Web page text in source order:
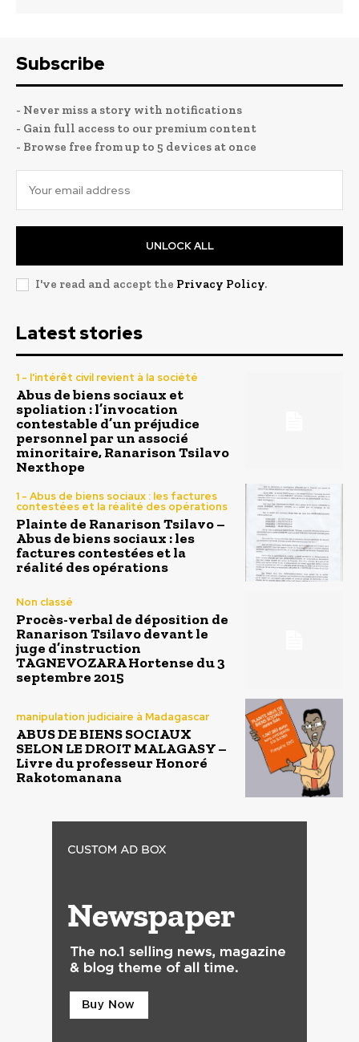
Subscribe
- Never miss a story with notifications
- Gain full access to our premium content
- Browse free from up to 5 devices at once
UNLOCK ALL
I've read and accept the Privacy Policy.
Latest stories
1 - l'intérêt civil revient à la société
Abus de biens sociaux et
spoliation : l’invocation
contestable d’un préjudice
personnel par un associé
minoritaire, Ranarison Tsilavo
Nexthope
1 - Abus de biens sociaux : les factures
contestées et la réalité des opérations
Plainte de Ranarison Tsilavo –
Abus de biens sociaux : les
factures contestées et la
réalité des opérations
Non classé
Procès-verbal de déposition de
Ranarison Tsilavo devant le
juge d’instruction
TAGNEVOZARA Hortense du 3
septembre 2015
manipulation judiciaire à Madagascar
ABUS DE BIENS SOCIAUX
SELON LE DROIT MALAGASY –
Livre du professeur Honoré
Rakotomanana